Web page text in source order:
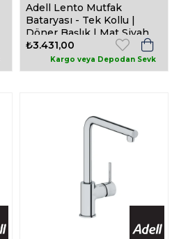
Adell Lento Mutfak
Bataryası - Tek Kollu |
Döner Başlık | Mat Siyah
₺3.431,00